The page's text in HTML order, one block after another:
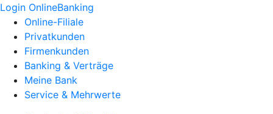
Login OnlineBanking
Online-Filiale
Privatkunden
Firmenkunden
Banking & Verträge
Meine Bank
Service & Mehrwerte